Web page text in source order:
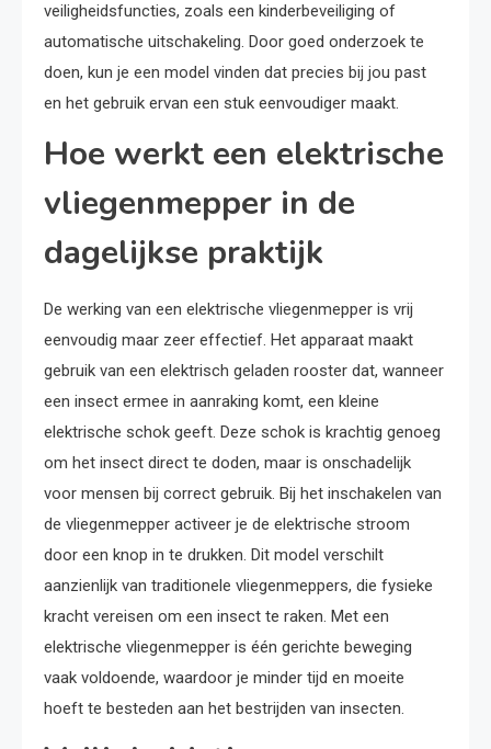
veiligheidsfuncties, zoals een kinderbeveiliging of
automatische uitschakeling. Door goed onderzoek te
doen, kun je een model vinden dat precies bij jou past
en het gebruik ervan een stuk eenvoudiger maakt.
Hoe werkt een elektrische
vliegenmepper in de
dagelijkse praktijk
De werking van een elektrische vliegenmepper is vrij
eenvoudig maar zeer effectief. Het apparaat maakt
gebruik van een elektrisch geladen rooster dat, wanneer
een insect ermee in aanraking komt, een kleine
elektrische schok geeft. Deze schok is krachtig genoeg
om het insect direct te doden, maar is onschadelijk
voor mensen bij correct gebruik. Bij het inschakelen van
de vliegenmepper activeer je de elektrische stroom
door een knop in te drukken. Dit model verschilt
aanzienlijk van traditionele vliegenmeppers, die fysieke
kracht vereisen om een insect te raken. Met een
elektrische vliegenmepper is één gerichte beweging
vaak voldoende, waardoor je minder tijd en moeite
hoeft te besteden aan het bestrijden van insecten.